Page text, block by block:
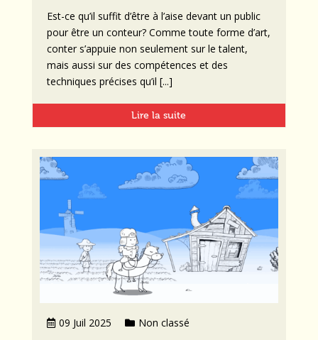
Est-ce qu’il suffit d’être à l’aise devant un public
pour être un conteur? Comme toute forme d’art,
conter s’appuie non seulement sur le talent,
mais aussi sur des compétences et des
techniques précises qu’il [...]
Lire la suite
09 Juil 2025 Non classé